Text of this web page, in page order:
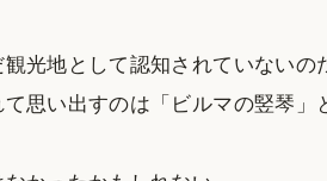
光地として認知されていないの
思い出すのは「ビルマの竪琴」